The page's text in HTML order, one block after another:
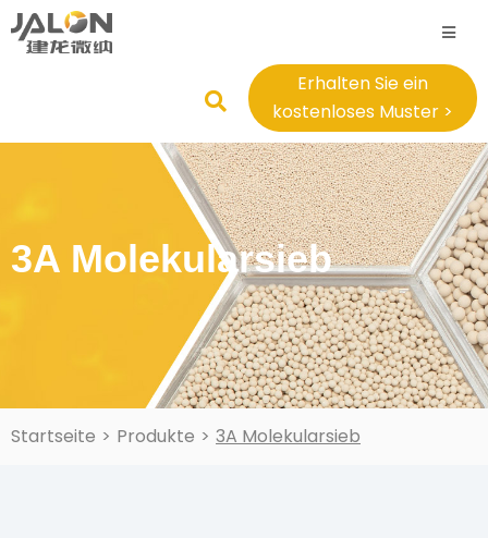
Erhalten Sie ein
kostenloses Muster >
3A Molekularsieb
Startseite > Produkte > 3A Molekularsieb